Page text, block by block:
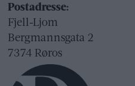
Postadresse:
Fjell-Ljom
Bergmannsgata 2
7374 Røros